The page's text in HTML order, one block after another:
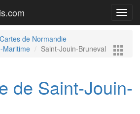
Cartes de Normandie
Maritime
Saint-Jouin-Bruneval
de Saint-Jouin-